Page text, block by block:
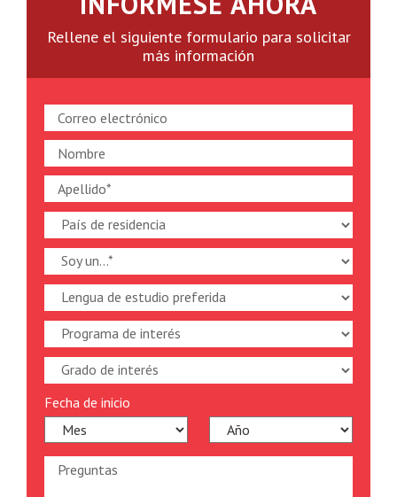
Rellene el siguiente formulario para solicitar
más información
Fecha de inicio